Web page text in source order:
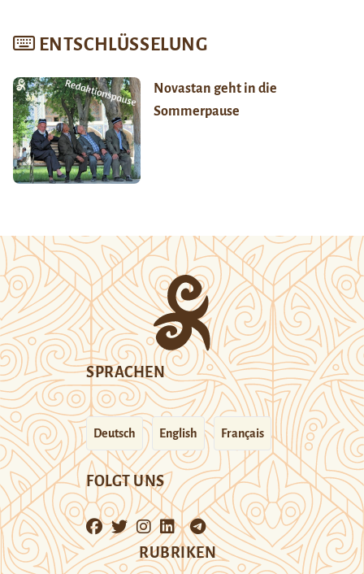
ENTSCHLÜSSELUNG
Novastan geht in die
Sommerpause
SPRACHEN
Deutsch English Français
FOLGT UNS
RUBRIKEN